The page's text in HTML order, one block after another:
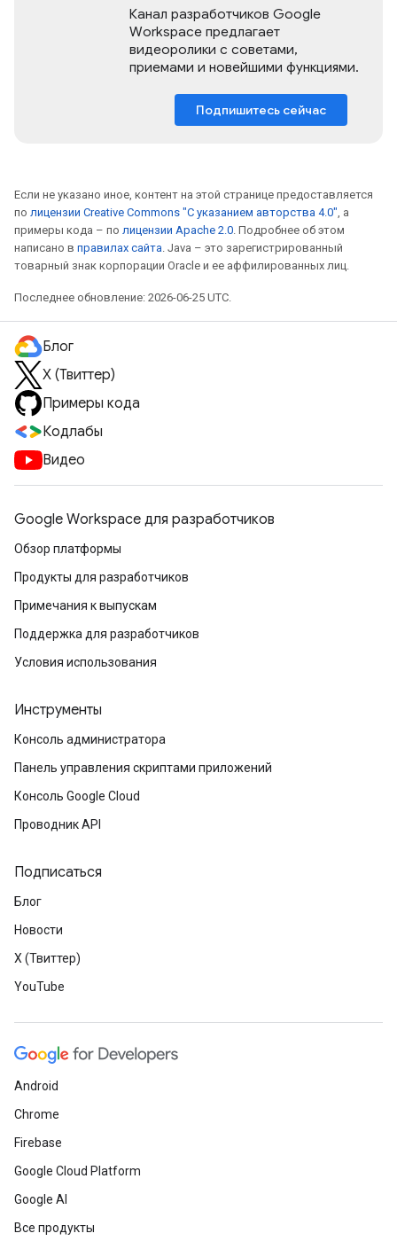
Канал разработчиков Google
Workspace предлагает
видеоролики с советами,
приемами и новейшими функциями.
Подпишитесь сейчас
Если не указано иное, контент на этой странице предоставляется
по лицензии Creative Commons "С указанием авторства 4.0", а
примеры кода – по лицензии Apache 2.0. Подробнее об этом
написано в правилах сайта. Java – это зарегистрированный
товарный знак корпорации Oracle и ее аффилированных лиц.
Последнее обновление: 2026-06-25 UTC.
Блог
X (Твиттер)
Примеры кода
Кодлабы
Видео
Google Workspace для разработчиков
Обзор платформы
Продукты для разработчиков
Примечания к выпускам
Поддержка для разработчиков
Условия использования
Инструменты
Консоль администратора
Панель управления скриптами приложений
Консоль Google Cloud
Проводник API
Подписаться
Блог
Новости
X (Твиттер)
YouTube
Android
Chrome
Firebase
Google Cloud Platform
Google AI
Все продукты